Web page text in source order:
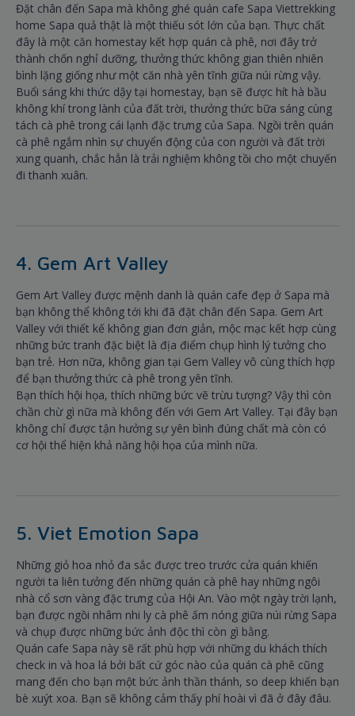
Đặt chân đến Sapa mà không ghé quán cafe Sapa Viettrekking
home Sapa quả thật là một thiếu sót lớn của bạn. Thực chất
đây là một căn homestay kết hợp quán cà phê, nơi đây trở
thành chốn nghỉ dưỡng, thưởng thức không gian thiên nhiên
bình lặng giống như một căn nhà yên tĩnh giữa núi rừng vậy.
Buổi sáng khi thức dậy tại homestay, bạn sẽ được hít hà bầu
không khí trong lành của đất trời, thưởng thức bữa sáng cùng
tách cà phê trong cái lạnh đặc trưng của Sapa. Ngồi trên quán
cà phê ngắm nhìn sự chuyển động của con người và đất trời
xung quanh, chắc hẳn là trải nghiệm không tồi cho một chuyến
đi thanh xuân.
4. Gem Art Valley
Gem Art Valley được mệnh danh là quán cafe đẹp ở Sapa mà
bạn không thể không tới khi đã đặt chân đến Sapa. Gem Art
Valley với thiết kế không gian đơn giản, mộc mạc kết hợp cùng
những bức tranh đặc biệt là địa điểm chụp hình lý tưởng cho
bạn trẻ. Hơn nữa, không gian tại Gem Valley vô cùng thích hợp
để bạn thưởng thức cà phê trong yên tĩnh.
Bạn thích hội họa, thích những bức vẽ trừu tượng? Vậy thì còn
chần chừ gì nữa mà không đến với Gem Art Valley. Tại đây bạn
không chỉ được tận hưởng sự yên bình đúng chất mà còn có
cơ hội thể hiện khả năng hội họa của mình nữa.
5. Viet Emotion Sapa
Những giỏ hoa nhỏ đa sắc được treo trước cửa quán khiến
người ta liên tưởng đến những quán cà phê hay những ngôi
nhà cổ sơn vàng đặc trưng của Hội An. Vào một ngày trời lạnh,
bạn được ngồi nhâm nhi ly cà phê ấm nóng giữa núi rừng Sapa
và chụp được những bức ảnh độc thì còn gì bằng.
Quán cafe Sapa này sẽ rất phù hợp với những du khách thích
check in và hoa lá bởi bất cứ góc nào của quán cà phê cũng
mang đến cho bạn một bức ảnh thần thánh, so deep khiến bạn
bè xuýt xoa. Bạn sẽ không cảm thấy phí hoài vì đã ở đây đâu.